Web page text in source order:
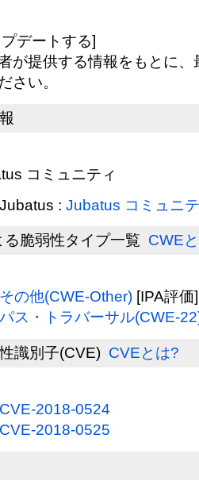
デートする]
が提供する情報をもとに
さい。
コミュニティ
Jubatus : Jubatus コミュニ
る脆弱性タイプ一覧 CWE
その他(CWE-Other) [IPA評価]
パス・トラバーサル(CWE-
識別子(CVE) CVEとは?
CVE-2018-0524
CVE-2018-0525